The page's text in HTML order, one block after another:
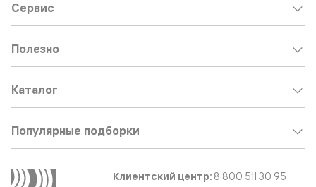
Сервис
Полезно
Каталог
Популярные подборки
Клиентский центр: 8 800 511 30 95